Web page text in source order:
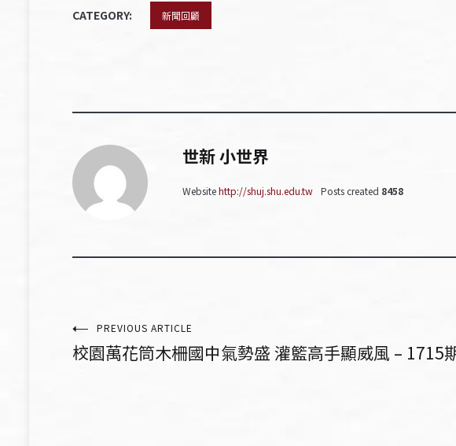
CATEGORY: 新聞回顧
世新 小世界
Websitehttp://shuj.shu.edu.tw Posts created 8458
文PREVIOUS ARTICLE
校園萬花筒木柵國中氣勢盛 灌籃高手顯威風 – 1715